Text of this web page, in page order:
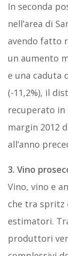
In seconda
nell’area di
avendo fatto
un aumento
e una caduta
(-11,2%), il
recuperato
margin 2012
all’anno
3. Vino
Vino, vino e
che tra spritz
estimatori.
produttori